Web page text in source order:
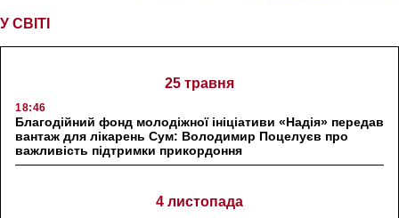
У СВІТІ
25 травня
18:46
Благодійний фонд молодіжної ініціативи «Надія» передав
вантаж для лікарень Сум: Володимир Поцелуєв про
важливість підтримки прикордоння
4 листопада